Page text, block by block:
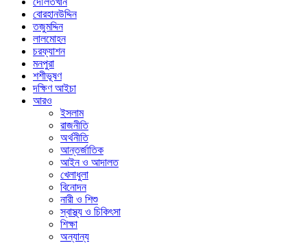
বোরহানউদ্দিন
তজুমদ্দিন
লালমোহন
চরফ্যাশন
মনপুরা
শশীভূষণ
দক্ষিণ আইচা
আরও
ইসলাম
রাজনীতি
অর্থনীতি
আন্তর্জাতিক
আইন ও আদালত
খেলাধুলা
বিনোদন
নারী ও শিশু
স্বাস্থ্য ও চিকিৎসা
শিক্ষা
অন্যান্য